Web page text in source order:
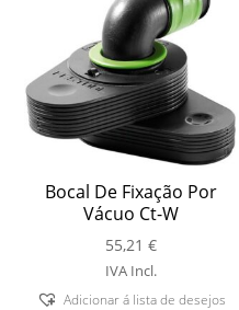
Bocal De Fixação Por
Vácuo Ct-W
55,21 €
IVA Incl.
Adicionar á lista de desejos